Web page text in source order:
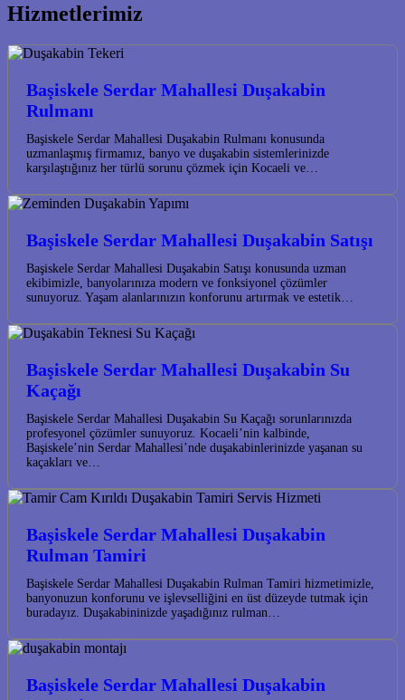
Hizmetlerimiz
Başiskele Serdar Mahallesi Duşakabin
Rulmanı
Başiskele Serdar Mahallesi Duşakabin Rulmanı konusunda
uzmanlaşmış firmamız, banyo ve duşakabin sistemlerinizde
karşılaştığınız her türlü sorunu çözmek için Kocaeli ve…
Başiskele Serdar Mahallesi Duşakabin Satışı
Başiskele Serdar Mahallesi Duşakabin Satışı konusunda uzman
ekibimizle, banyolarınıza modern ve fonksiyonel çözümler
sunuyoruz. Yaşam alanlarınızın konforunu artırmak ve estetik…
Başiskele Serdar Mahallesi Duşakabin Su
Kaçağı
Başiskele Serdar Mahallesi Duşakabin Su Kaçağı sorunlarınızda
profesyonel çözümler sunuyoruz. Kocaeli’nin kalbinde,
Başiskele’nin Serdar Mahallesi’nde duşakabinlerinizde yaşanan su
kaçakları ve…
Başiskele Serdar Mahallesi Duşakabin
Rulman Tamiri
Başiskele Serdar Mahallesi Duşakabin Rulman Tamiri hizmetimizle,
banyonuzun konforunu ve işlevselliğini en üst düzeyde tutmak için
buradayız. Duşakabininizde yaşadığınız rulman…
Başiskele Serdar Mahallesi Duşakabin